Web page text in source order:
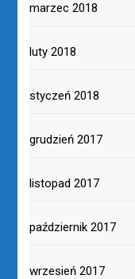
marzec 2018
luty 2018
styczeń 2018
grudzień 2017
listopad 2017
październik 2017
wrzesień 2017